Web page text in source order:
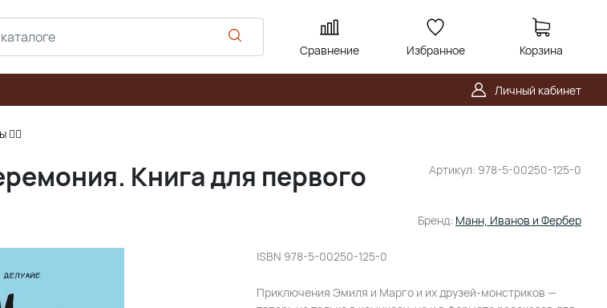
Сравнение Избранное Корзина
Личный кабинет
🧚‍♀
Артикул: 978-5-00250-125-0
Бренд: Манн, Иванов и Фербер
Книга для первого
ISBN 978-5-00250-125-0
Приключения Эмиля и Марго и их друзей-монстриков —